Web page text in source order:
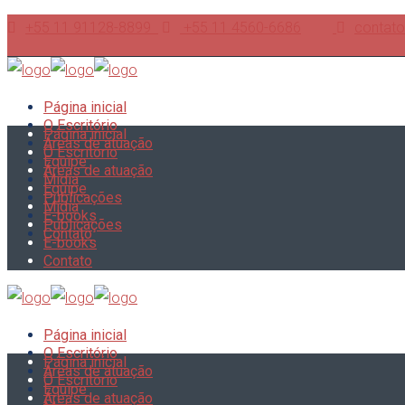
Página inicial
O Escritório
Áreas de atuação
Equipe
Mídia
Publicações
E-books
Contato
Página inicial
O Escritório
Áreas de atuação
Equipe
Mídia
Publicações
E-books
Contato
Página inicial
O Escritório
Áreas de atuação
Equipe
Página inicial
O Escritório
Áreas de atuação